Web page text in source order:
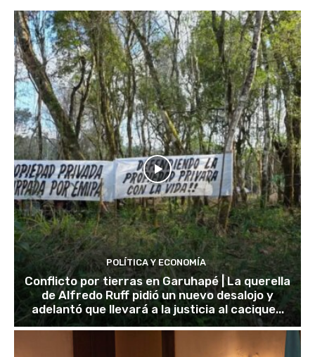
POLÍTICA Y ECONOMÍA
Conflicto por tierras en Garuhapé | La querella
de Alfredo Ruff pidió un nuevo desalojo y
adelantó que llevará a la justicia al cacique...